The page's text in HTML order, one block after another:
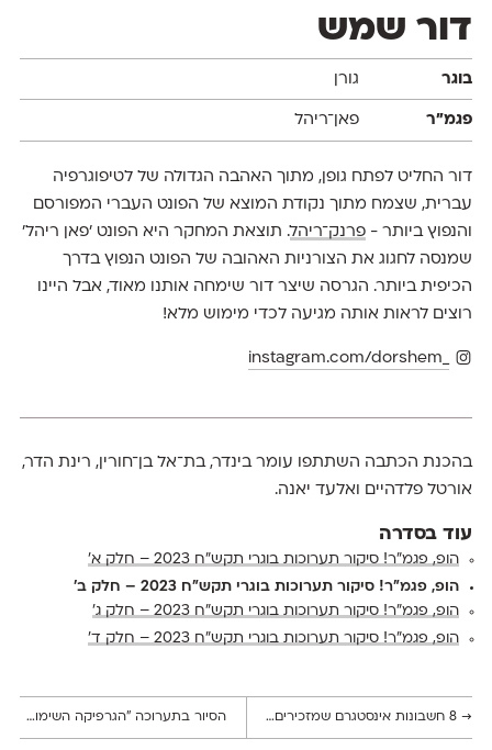
דור שמש
בוגר גורן
פגמ״ר פאן־ריהל
דור החליט לפתח גופן, מתוך האהבה הגדולה של לטיפוגרפיה
עברית, שצמח מתוך נקודת המוצא של הפונט העברי המפורסם
והנפוץ ביותר - פרנק־ריהל. תוצאת המחקר היא הפונט ׳פאן ריהל׳
שמנסה לחגוג את הצורניות האהובה של הפונט הנפוץ בדרך
הכיפית ביותר. הגרסה שיצר דור שימחה אותנו מאוד, אבל היינו
רוצים לראות אותה מגיעה לכדי מימוש מלא!
instagram.com/dorshem_
בהכנת הכתבה השתתפו עומר בינדר, בת־אל בן־חורין, רינת הדר,
אורטל פלדהיים ואלעד יאנה.
עוד בסדרה
הופ, פגמ״ר! סיקור תערוכות בוגרי תקש״ח 2023 – חלק א׳
הופ, פגמ״ר! סיקור תערוכות בוגרי תקש״ח 2023 – חלק ב׳
הופ, פגמ״ר! סיקור תערוכות בוגרי תקש״ח 2023 – חלק ג׳
הופ, פגמ״ר! סיקור תערוכות בוגרי תקש״ח 2023 – חלק ד׳
→8 חשבונות אינסטגרם שמזכירים שההשראה מתחילה באותיות הסיור בתערוכה ״הגרפיקה השימושית בישראל״ עומד לצאת בעוד מספר שורות